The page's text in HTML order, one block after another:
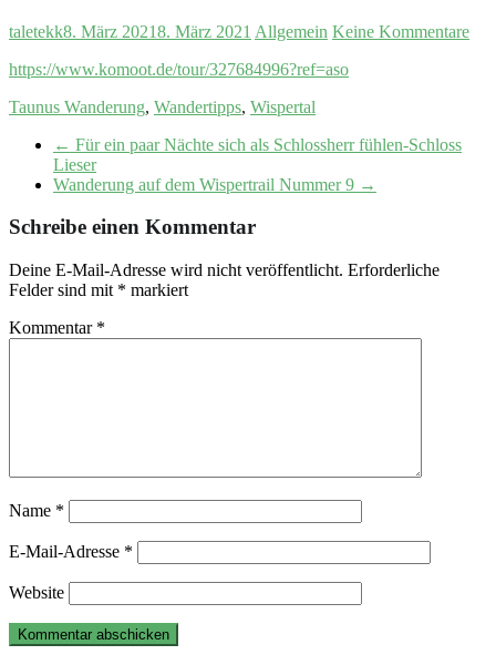
taletekk8. März 20218. März 2021 Allgemein Keine Kommentare
https://www.komoot.de/tour/327684996?ref=aso
Taunus Wanderung, Wandertipps, Wispertal
← Für ein paar Nächte sich als Schlossherr fühlen-Schloss
Lieser
Wanderung auf dem Wispertrail Nummer 9 →
Schreibe einen Kommentar
Deine E-Mail-Adresse wird nicht veröffentlicht. Erforderliche
Felder sind mit * markiert
Kommentar *
Name *
E-Mail-Adresse *
Website